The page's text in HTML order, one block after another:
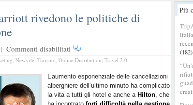
Più
(182)
rivedono le politiche di
Commenti disabilitati su
Hilton
Marriott
rivedono
le
, News del Turismo, Online Distribution, Travel 2.0
L’aumento esponenziale delle cancellazioni
alberghiere dell’ultimo minuto ha complicato
la vita a tutti gli hotel e anche a Hilton, che